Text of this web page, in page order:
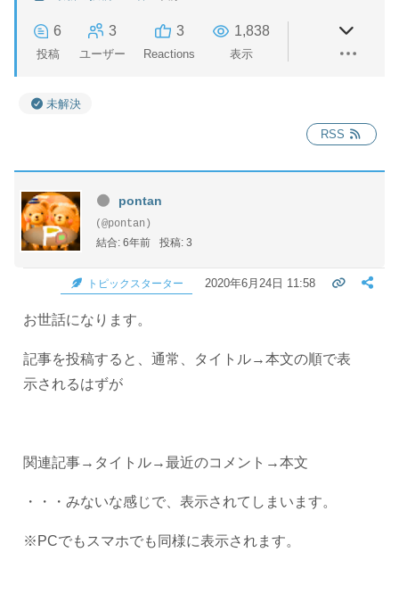
6
投稿
3
ユーザー
3
Reactions
1,838
表示
未解決
RSS
pontan
(@pontan)
結合: 6年前
投稿: 3
トピックスターター 2020年6月24日 11:58
お世話になります。
記事を投稿すると、通常、タイトル→本文の順で表
示されるはずが
関連記事→タイトル→最近のコメント→本文
・・・みないな感じで、表示されてしまいます。
※PCでもスマホでも同様に表示されます。